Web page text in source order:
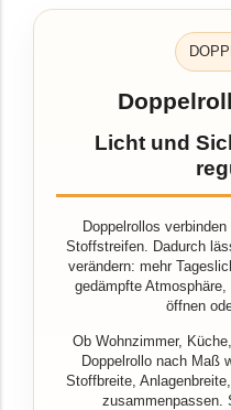
Licht und
Doppelrollos
Stoffstreifen. Dadurch
verändern: mehr
gedämpfte
öffnen
Ob Wohnzimmer,
Doppelrollo nach Maß
Stoffbreite,
zusammenpassen.